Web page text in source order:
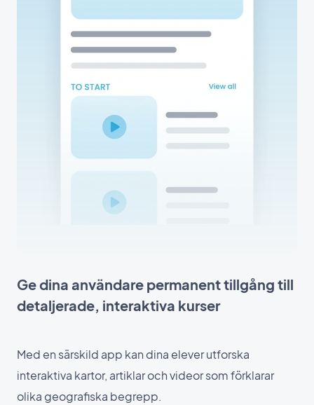
Ge dina användare permanent tillgång till
detaljerade, interaktiva kurser
Med en särskild app kan dina elever utforska
interaktiva kartor, artiklar och videor som förklarar
olika geografiska begrepp.